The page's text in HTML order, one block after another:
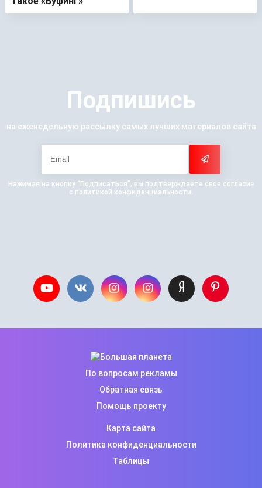
Подпишись
на еженедельную рассылку самых лучших материалов сайта
Нажимая на кнопку “Подписаться”, вы подтверждаете свое согласие
с политикой конфиденциальности.
Карта сайта
Политика конфиденциальности
Таблицы
По вопросам рекламы
Обратная связь
Помощь проекту